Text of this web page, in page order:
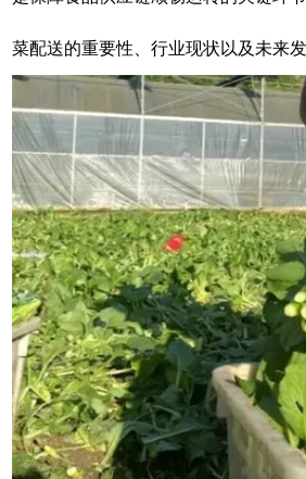
菜配送的重要性、行业现状以及未来发